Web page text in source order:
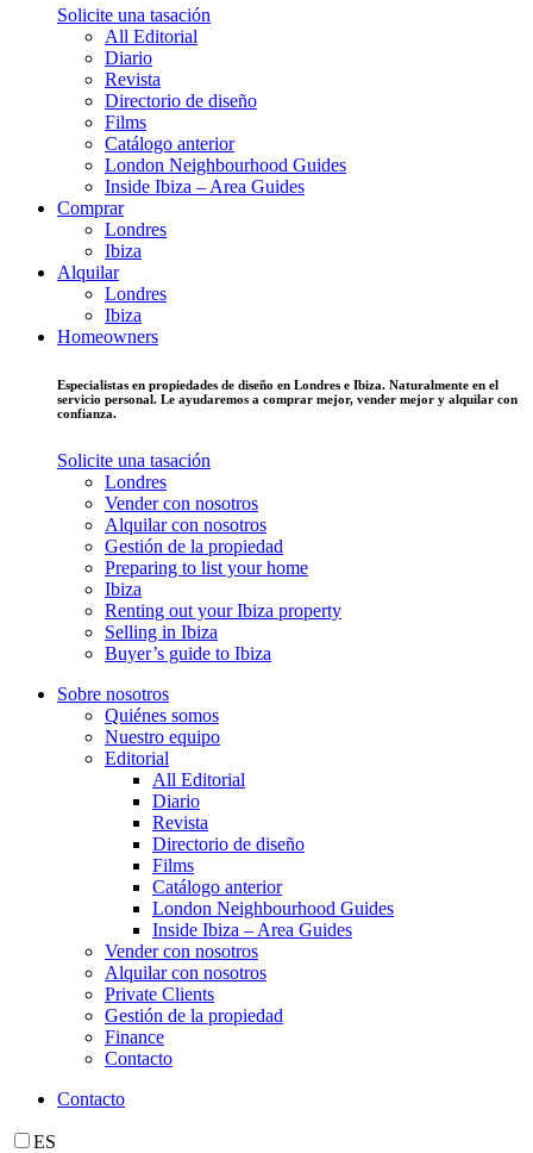
Solicite una tasación
All Editorial
Diario
Revista
Directorio de diseño
Films
Catálogo anterior
London Neighbourhood Guides
Inside Ibiza – Area Guides
Comprar
Londres
Ibiza
Alquilar
Londres
Ibiza
Homeowners
Especialistas en propiedades de diseño en Londres e Ibiza. Naturalmente en el
servicio personal. Le ayudaremos a comprar mejor, vender mejor y alquilar con
confianza.
Solicite una tasación
Londres
Vender con nosotros
Alquilar con nosotros
Gestión de la propiedad
Preparing to list your home
Ibiza
Renting out your Ibiza property
Selling in Ibiza
Buyer’s guide to Ibiza
Sobre nosotros
Quiénes somos
Nuestro equipo
Editorial
All Editorial
Diario
Revista
Directorio de diseño
Films
Catálogo anterior
London Neighbourhood Guides
Inside Ibiza – Area Guides
Vender con nosotros
Alquilar con nosotros
Private Clients
Gestión de la propiedad
Finance
Contacto
Contacto
ES